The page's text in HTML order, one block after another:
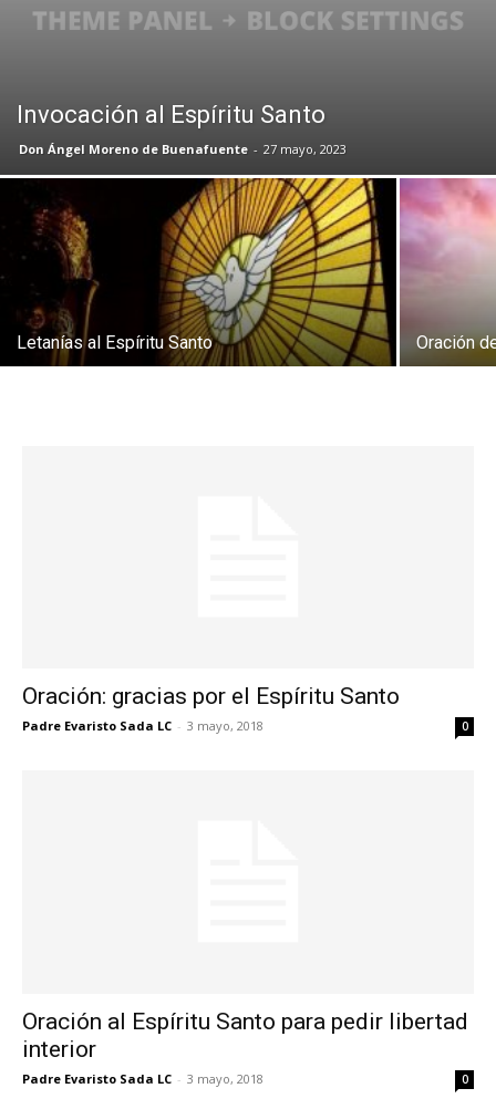
Invocación al Espíritu Santo
Don Ángel Moreno de Buenafuente - 27 mayo, 2023
Letanías al Espíritu Santo Oración
Oración: gracias por el Espíritu Santo
Padre Evaristo Sada LC - 3 mayo, 2018 0
Oración al Espíritu Santo para pedir libertad
interior
Padre Evaristo Sada LC - 3 mayo, 2018 0